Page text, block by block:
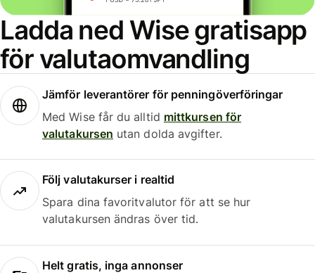
Ladda ned Wise gratisapp
för valutaomvandling
Jämför leverantörer för penningöverföringar
Med Wise får du alltid mittkursen för
valutakursen utan dolda avgifter.
Följ valutakurser i realtid
Spara dina favoritvalutor för att se hur
valutakursen ändras över tid.
Helt gratis, inga annonser